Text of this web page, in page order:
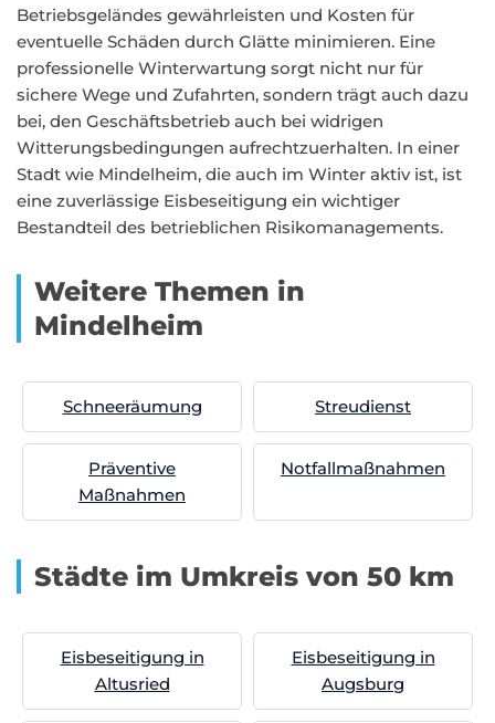
Betriebsgeländes gewährleisten und Kosten für
eventuelle Schäden durch Glätte minimieren. Eine
professionelle Winterwartung sorgt nicht nur für
sichere Wege und Zufahrten, sondern trägt auch dazu
bei, den Geschäftsbetrieb auch bei widrigen
Witterungsbedingungen aufrechtzuerhalten. In einer
Stadt wie Mindelheim, die auch im Winter aktiv ist, ist
eine zuverlässige Eisbeseitigung ein wichtiger
Bestandteil des betrieblichen Risikomanagements.
Weitere Themen in
Mindelheim
Schneeräumung Streudienst
Präventive
Maßnahmen
Notfallmaßnahmen
Städte im Umkreis von 50 km
Eisbeseitigung in
Altusried
Eisbeseitigung in
Augsburg